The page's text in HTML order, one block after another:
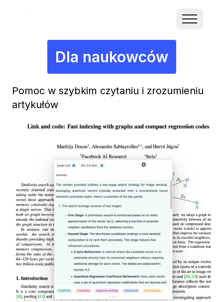
Dla naukowców
Pomoc w szybkim czytaniu i zrozumieniu
artykułów